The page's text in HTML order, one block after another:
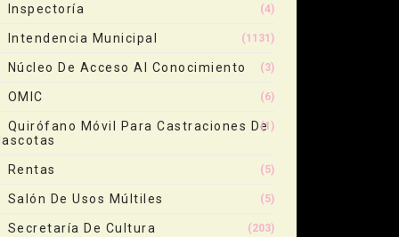
Inspectoría (4)
Intendencia Municipal (1131)
Núcleo De Acceso Al Conocimiento (3)
OMIC (6)
Quirófano Móvil Para Castraciones De(1)
Rentas (5)
Salón De Usos Múltiles (5)
Secretaría De Cultura (203)